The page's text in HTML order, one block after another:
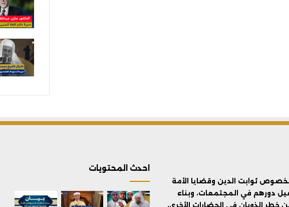
ثوابت الدين وقضايا الأمة
دورهم في المجتمعات، وبناء
خطر الذوبان في الحضارات الأخرى،
احدث المحتويات